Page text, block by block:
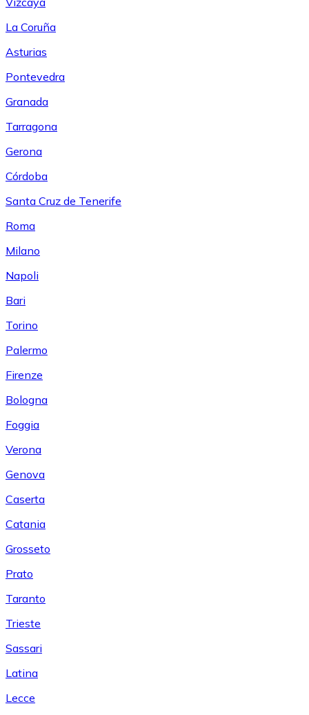
La Coruña
Asturias
Pontevedra
Granada
Tarragona
Gerona
Córdoba
Santa Cruz de Tenerife
Roma
Milano
Napoli
Bari
Torino
Palermo
Firenze
Bologna
Foggia
Verona
Genova
Caserta
Catania
Grosseto
Prato
Taranto
Trieste
Sassari
Latina
Lecce